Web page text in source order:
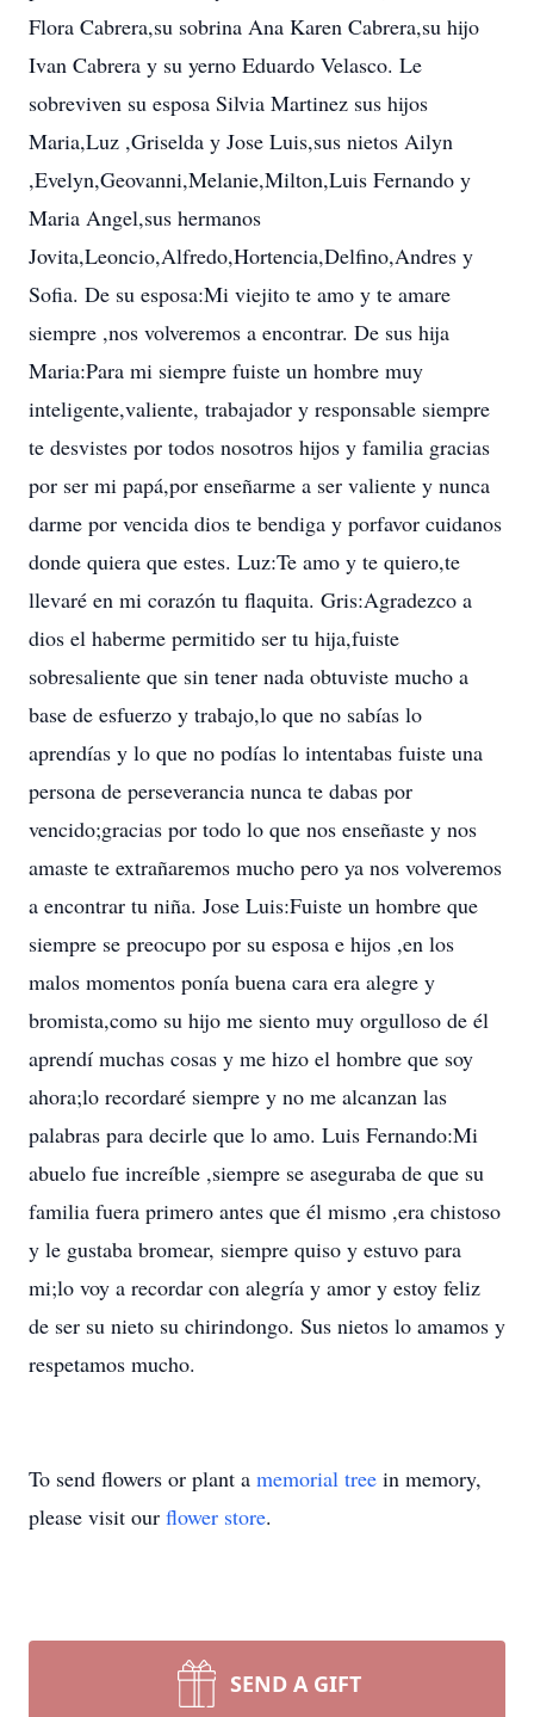
Flora Cabrera,su sobrina Ana Karen Cabrera,su hijo
Ivan Cabrera y su yerno Eduardo Velasco. Le
sobreviven su esposa Silvia Martinez sus hijos
Maria,Luz ,Griselda y Jose Luis,sus nietos Ailyn
,Evelyn,Geovanni,Melanie,Milton,Luis Fernando y
Maria Angel,sus hermanos
Jovita,Leoncio,Alfredo,Hortencia,Delfino,Andres y
Sofia. De su esposa:Mi viejito te amo y te amare
siempre ,nos volveremos a encontrar. De sus hija
Maria:Para mi siempre fuiste un hombre muy
inteligente,valiente, trabajador y responsable siempre
te desvistes por todos nosotros hijos y familia gracias
por ser mi papá,por enseñarme a ser valiente y nunca
darme por vencida dios te bendiga y porfavor cuidanos
donde quiera que estes. Luz:Te amo y te quiero,te
llevaré en mi corazón tu flaquita. Gris:Agradezco a
dios el haberme permitido ser tu hija,fuiste
sobresaliente que sin tener nada obtuviste mucho a
base de esfuerzo y trabajo,lo que no sabías lo
aprendías y lo que no podías lo intentabas fuiste una
persona de perseverancia nunca te dabas por
vencido;gracias por todo lo que nos enseñaste y nos
amaste te extrañaremos mucho pero ya nos volveremos
a encontrar tu niña. Jose Luis:Fuiste un hombre que
siempre se preocupo por su esposa e hijos ,en los
malos momentos ponía buena cara era alegre y
bromista,como su hijo me siento muy orgulloso de él
aprendí muchas cosas y me hizo el hombre que soy
ahora;lo recordaré siempre y no me alcanzan las
palabras para decirle que lo amo. Luis Fernando:Mi
abuelo fue increíble ,siempre se aseguraba de que su
familia fuera primero antes que él mismo ,era chistoso
y le gustaba bromear, siempre quiso y estuvo para
mi;lo voy a recordar con alegría y amor y estoy feliz
de ser su nieto su chirindongo. Sus nietos lo amamos y
respetamos mucho.
To send flowers or plant a memorial tree in memory,
please visit our flower store.
SEND A GIFT